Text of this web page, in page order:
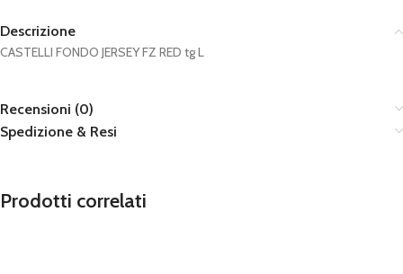
Descrizione
CASTELLI FONDO JERSEY FZ RED tg L
Recensioni (0)
Spedizione & Resi
Prodotti correlati